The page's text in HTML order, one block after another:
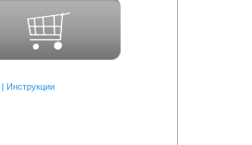
| Инструкции